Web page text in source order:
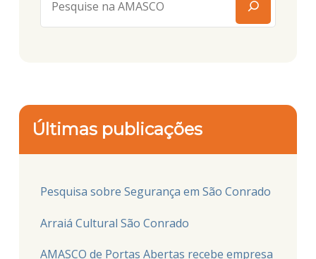
Últimas publicações
Pesquisa sobre Segurança em São Conrado
Arraiá Cultural São Conrado
AMASCO de Portas Abertas recebe empresa